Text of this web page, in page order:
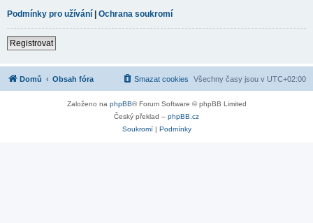
Podmínky pro užívání | Ochrana soukromí
Registrovat
Domů Obsah fóra Všechny časy jsou v UTC+02:00
Smazat cookies
Založeno na phpBB® Forum Software © phpBB Limited
Český překlad – phpBB.cz
Soukromí| Podmínky